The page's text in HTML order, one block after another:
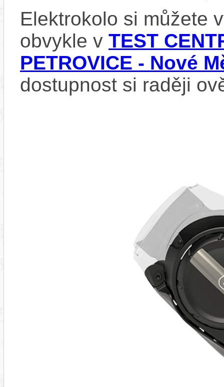
Elektrokolo si můžete
obvykle v TEST
PETROVICE - Nové
dostupnost si raději